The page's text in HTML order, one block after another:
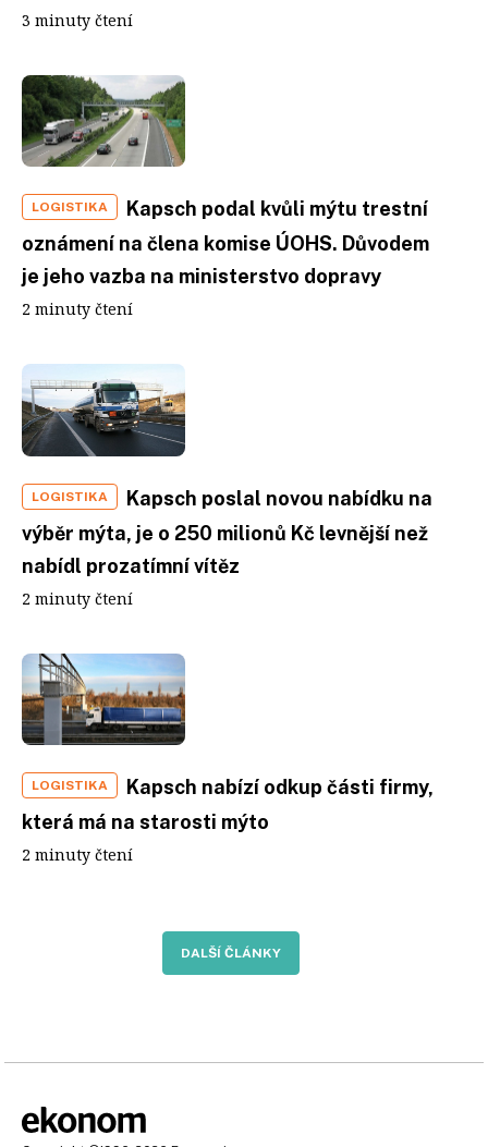
3 minuty čtení
LOGISTIKA
Kapsch podal kvůli mýtu trestní
oznámení na člena komise ÚOHS. Důvodem
je jeho vazba na ministerstvo dopravy
2 minuty čtení
LOGISTIKA
Kapsch poslal novou nabídku na
výběr mýta, je o 250 milionů Kč levnější než
nabídl prozatímní vítěz
2 minuty čtení
LOGISTIKA
Kapsch nabízí odkup části firmy,
která má na starosti mýto
2 minuty čtení
DALŠÍ ČLÁNKY